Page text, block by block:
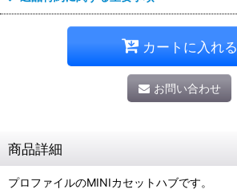
カートに入れる
お問い合わせ
商品詳細
プロファイルのMINIカセットハブです。